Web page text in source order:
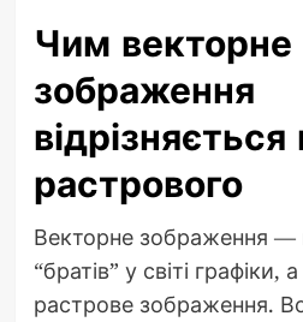
Чим векторне
зображення
відрізняється
растрового
Векторне зображення —
“братів” у світі
растрове зображення.